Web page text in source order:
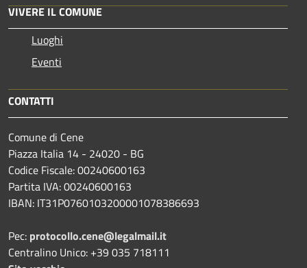
VIVERE IL COMUNE
Luoghi
Eventi
CONTATTI
Comune di Cene
Piazza Italia 14 - 24020 - BG
Codice Fiscale: 00240600163
Partita IVA: 00240600163
IBAN: IT31P0760103200001078386693
Pec: protocollo.cene@legalmail.it
Centralino Unico: +39 035 718111